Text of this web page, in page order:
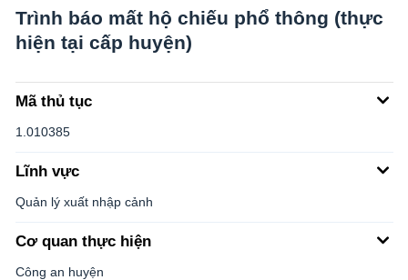
Trình báo mất hộ chiếu phổ thông (thực
hiện tại cấp huyện)
Mã thủ tục
1.010385
Lĩnh vực
Quản lý xuất nhập cảnh
Cơ quan thực hiện
Công an huyện